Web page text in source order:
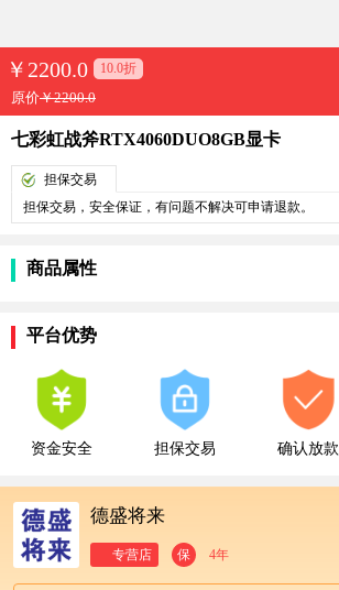
￥ 2200.0 10.0折
原价￥2200.0
七彩虹战斧RTX4060DUO8GB显卡
担保交易
担保交易，安全保证，有问题不解决可申请退款。
商品属性
平台优势
资金安全 担保交易 确认放款
德盛将来
专营店 保 4年